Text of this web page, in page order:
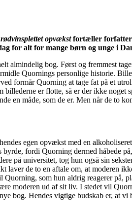
opvækstfortæller forfatter
for alt for mange børn og unge i
almindelig bog. Først og fremmest
Quornings personlige historie.
formår Quorning at tage fat på et
billederne er flotte, så er der ikke
en måde, som de er. Men når de
egen opvækst med en
byrde, fordi Quorning dermed håbede
på universitet, tog hun også sin
laver de to en aftale om, at moderen
Quorning, som hun aldrig reagerer på,
moderen ud af sit liv. I stedet vil
bog. Hendes vigtige budskab er, at